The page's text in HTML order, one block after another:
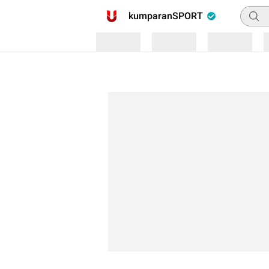
kumparanSPORT